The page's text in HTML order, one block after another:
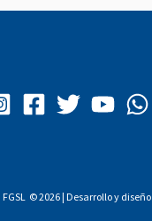
FGSL © 2026 | Desarrollo y diseño